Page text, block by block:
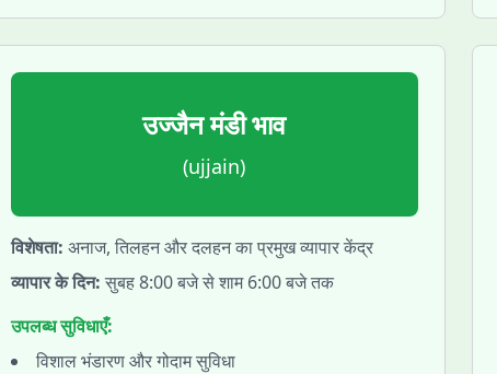
उज्जैनमंडी भाव
(ujjain)
विशेषता: अनाज, तिलहन और दलहन का प्रमुख व्यापार केंद्र
व्यापार के दिन: सुबह 8:00 बजे से शाम 6:00 बजे तक
उपलब्ध सुविधाएँ:
विशाल भंडारण और गोदाम सुविधा